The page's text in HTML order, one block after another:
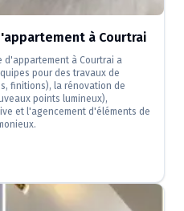
à Courtrai
d'appartement à Courtrai a
pour des travaux de
finitions), la rénovation de
points lumineux),
et l'agencement d'éléments de